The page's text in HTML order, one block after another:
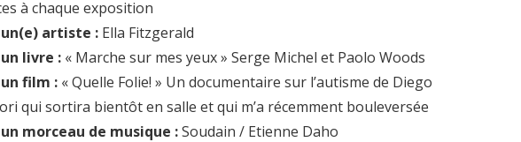
à chaque exposition
un(e) artiste : Ella Fitzgerald
livre : « Marche sur mes yeux » Serge Michel et Paolo Woods
film : « Quelle Folie! » Un documentaire sur l’autisme de Diego
qui sortira bientôt en salle et qui m’a récemment bouleversée
morceau de musique :Soudain / Etienne Daho